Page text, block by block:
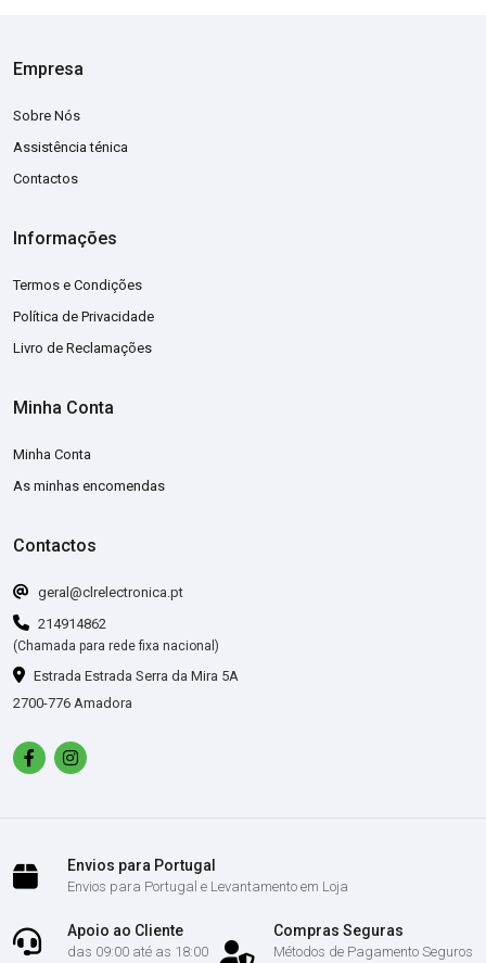
Empresa
Sobre Nós
Assistência ténica
Contactos
Informações
Termos e Condições
Política de Privacidade
Livro de Reclamações
Minha Conta
Minha Conta
As minhas encomendas
Contactos
geral@clrelectronica.pt
214914862
(Chamada para rede fixa nacional)
Estrada Estrada Serra da Mira 5A
2700-776 Amadora
Envios para Portugal
Envios para Portugal e Levantamento em Loja
Apoio ao Cliente
das 09:00 até as 18:00
Compras Seguras
Métodos de Pagamento Seguros